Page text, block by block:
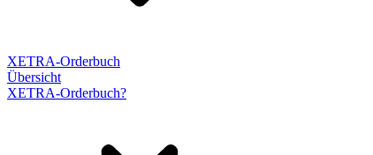
XETRA-Orderbuch
Übersicht
XETRA-Orderbuch?